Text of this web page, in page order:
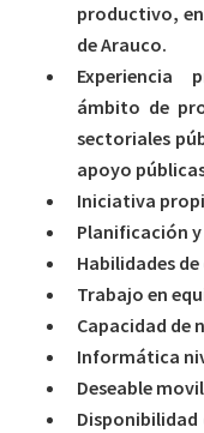
productivo,
de Arauco.
Experiencia
ámbito de
sectoriales
apoyo
Iniciativa
Planificación
Habilidades
Trabajo en
Capacidad de
Informática
Deseable